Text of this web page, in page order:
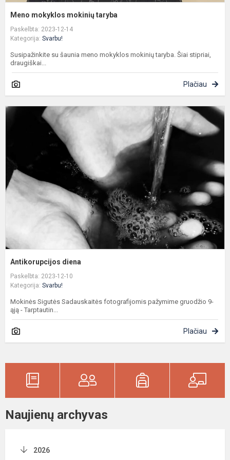
Meno mokyklos mokinių taryba
Paskelbta: 2023-12-14
Kategorija: Svarbu!
Susipažinkite su šaunia meno mokyklos mokinių taryba. Šiai stipriai,
draugiškai...
Plačiau
Antikorupcijos diena
Paskelbta: 2023-12-10
Kategorija: Svarbu!
Mokinės Sigutės Sadauskaitės fotografijomis pažymime gruodžio 9-
ąją - Tarptautin...
Plačiau
Naujienų archyvas
2026